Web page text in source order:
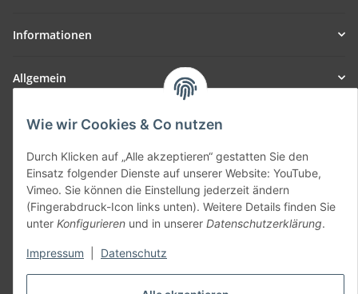
Wie wir Cookies & Co nutzen
Durch Klicken auf „Alle akzeptieren“ gestatten Sie den
Einsatz folgender Dienste auf unserer Website: YouTube,
Vimeo. Sie können die Einstellung jederzeit ändern
(Fingerabdruck-Icon links unten). Weitere Details finden Sie
unter Konfigurieren und in unserer Datenschutzerklärung.
Impressum Datenschutz
Informationen
Allgemein
Teil unseres Netzwerks:
Vertrag widerrufen